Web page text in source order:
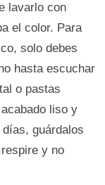
lavarlo con
el color. Para
solo debes
hasta escuchar
o pastas
liso y
guárdalos
y no